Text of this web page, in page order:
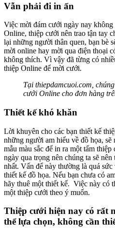
Vẫn phải đi in ấn
Việc mời đám cưới ngày nay
Online, thiệp cưới nên trao tận tay
lại những người thân quen, bạn bè
mời online hay mời qua điện thoại
không thích. Vì vậy đã từng có
thiệp Online để mời cưới.
Tại thiepdamcuoi.com,
cưới Online cho đơn hàng
Thiết kế khó khăn
Lời khuyên cho các bạn thiết kế
những người am hiểu về đồ họa, sẽ
mẫu màu sắc để in ra một tấm
ngày qua trọng nên chúng ta sẽ
nhất. Vấn để này thường là quá
thiết kế đồ họa. Nếu bạn chưa có
hãy thuê một thiết kế. Việc này có
một thiệp cưới theo ý muốn.
Thiệp cưới hiện nay có rất
thể lựa chọn, không cần